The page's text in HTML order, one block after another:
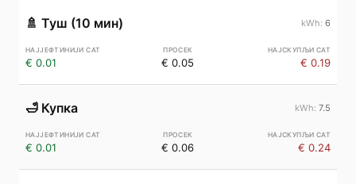
🚿 Туш (10 мин) 6
€ 0.01 € 0.05 € 0.19
🛁 Купка 7.5
€ 0.01 € 0.06 € 0.24